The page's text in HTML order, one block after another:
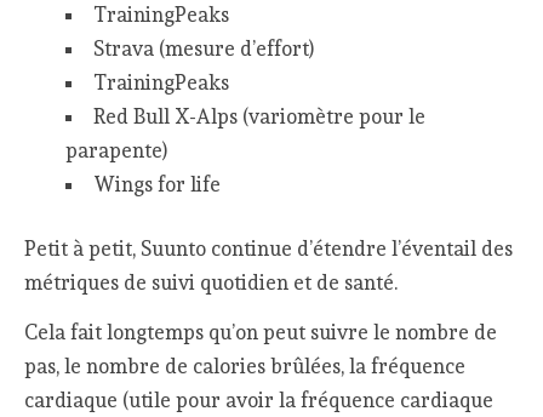
TrainingPeaks
Strava (mesure d’effort)
TrainingPeaks
Red Bull X-Alps (variomètre pour le
parapente)
Wings for life
Petit à petit, Suunto continue d’étendre l’éventail des
métriques de suivi quotidien et de santé.
Cela fait longtemps qu’on peut suivre le nombre de
pas, le nombre de calories brûlées, la fréquence
cardiaque (utile pour avoir la fréquence cardiaque